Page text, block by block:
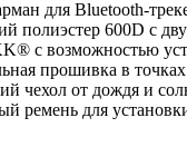
для Bluetooth-
полиэстер 600D с
с возможностью
прошивка в
чехол от дождя и
ремень для